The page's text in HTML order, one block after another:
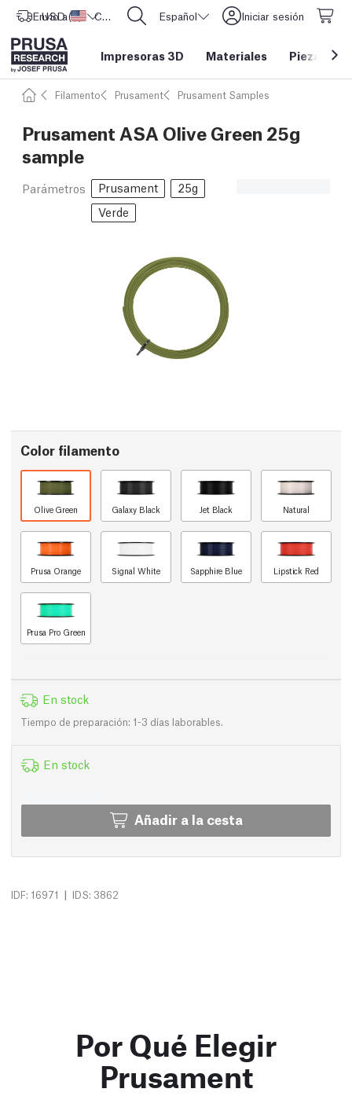
Envío a Estados Unidos
USD ($) CORE One L: ¡Ya disponible! Español Iniciar sesión
Impresoras 3D Materiales Piezas y
Filamento Prusament Prusament Samples
Prusament ASA Olive Green 25g
sample
Parámetros Prusament
25g
Verde
Color filamento
Olive Green Galaxy Black Jet Black Natural
Prusa Orange Signal White Sapphire Blue Lipstick Red
Prusa Pro Green
En stock
Tiempo de preparación: 1-3 días laborables.
En stock
Añadir a la cesta
IDF: 16971 | IDS: 3862
Por Qué Elegir
Prusament